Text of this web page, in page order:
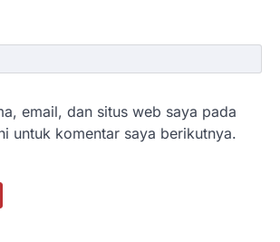
email, dan situs web saya pada
untuk komentar saya berikutnya.